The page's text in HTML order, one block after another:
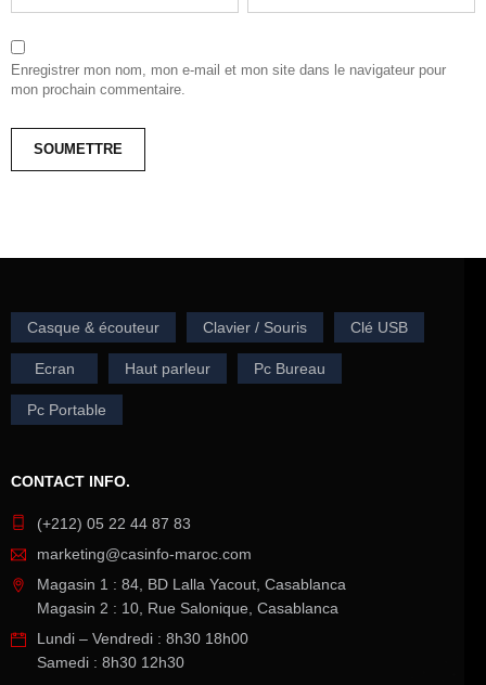
Enregistrer mon nom, mon e-mail et mon site dans le navigateur pour
mon prochain commentaire.
Casque & écouteur Clavier / Souris Clé USB
Ecran Haut parleur Pc Bureau
Pc Portable
CONTACT INFO.
(+212) 05 22 44 87 83
marketing@casinfo-maroc.com
Magasin 1 : 84, BD Lalla Yacout, Casablanca
Magasin 2 : 10, Rue Salonique, Casablanca
Lundi – Vendredi : 8h30 18h00
Samedi : 8h30 12h30